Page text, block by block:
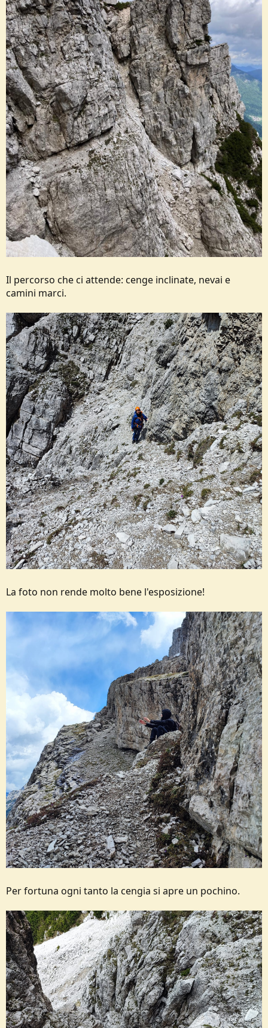
Il percorso che ci attende: cenge inclinate, nevai e
camini marci.
La foto non rende molto bene l'esposizione!
Per fortuna ogni tanto la cengia si apre un pochino.